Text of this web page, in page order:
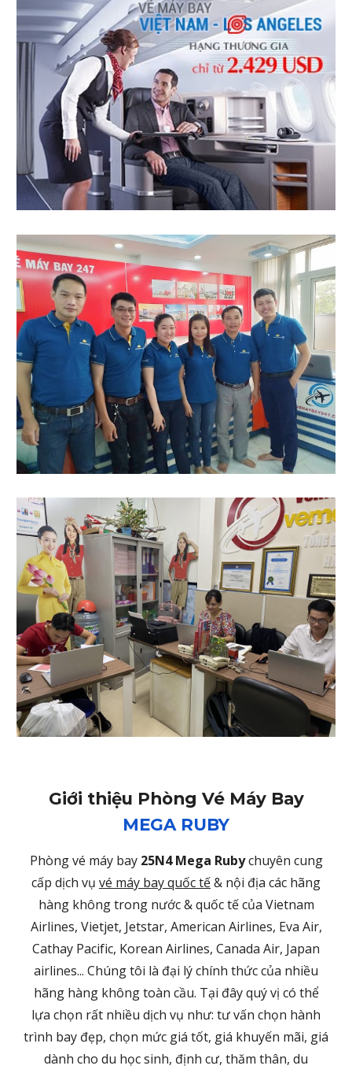
Giới thiệu Phòng Vé Máy Bay
MEGA RUBY
Phòng vé máy bay 25N4 Mega Rubychuyên cung
cấp dịch vụ vé máy bay quốc tế& nội địa các hãng
hàng không trong nước & quốc tế của Vietnam
Airlines, Vietjet, Jetstar, American Airlines, Eva Air,
Cathay Pacific, Korean Airlines, Canada Air, Japan
airlines... Chúng tôi là đại lý chính thức của nhiều
hãng hàng không toàn cầu. Tại đây quý vị có thể
lựa chọn rất nhiều dịch vụ như: tư vấn chọn hành
trình bay đẹp, chọn mức giá tốt, giá khuyến mãi, giá
dành cho du học sinh, định cư, thăm thân, du